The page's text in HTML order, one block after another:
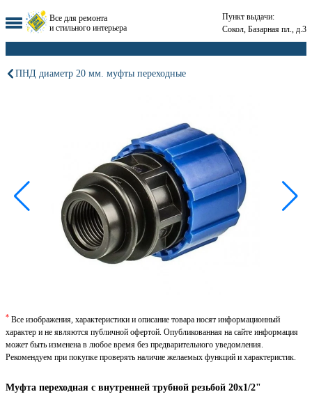
Все для ремонта
и стильного интерьера
Пункт выдачи:
Сокол, Базарная пл., д.3
ПНД диаметр 20 мм. муфты переходные
Муфта переходная с внутренней трубной резьбой 20x1/2"
* Все изображения, характеристики и описание товара носят информационный
характер и не являются публичной офертой. Опубликованная на сайте информация
может быть изменена в любое время без предварительного уведомления.
Рекомендуем при покупке проверять наличие желаемых функций и характеристик.